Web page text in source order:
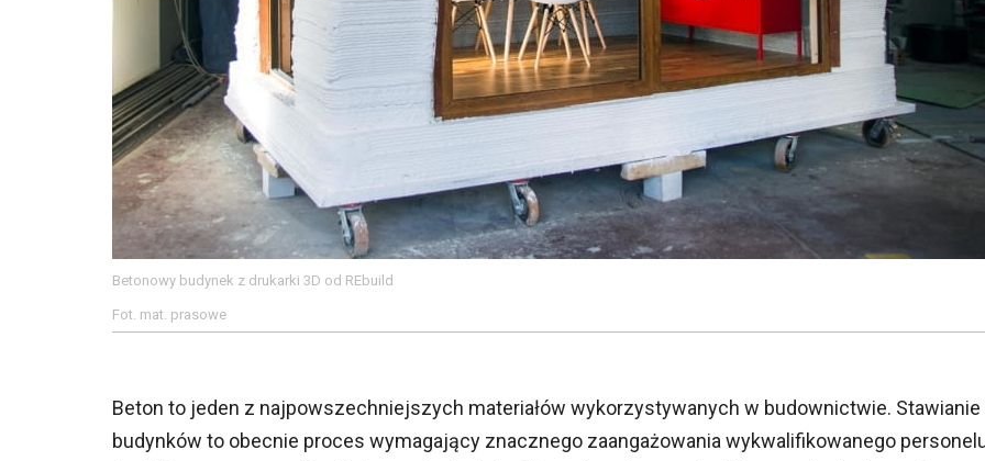
Betonowy budynek z drukarki 3D od REbuild
Fot. mat. prasowe
Beton to jeden z najpowszechniejszych materiałów wykorzystywanych w budownictwie. Stawianie
budynków to obecnie proces wymagający znacznego zaangażowania wykwalifikowanego